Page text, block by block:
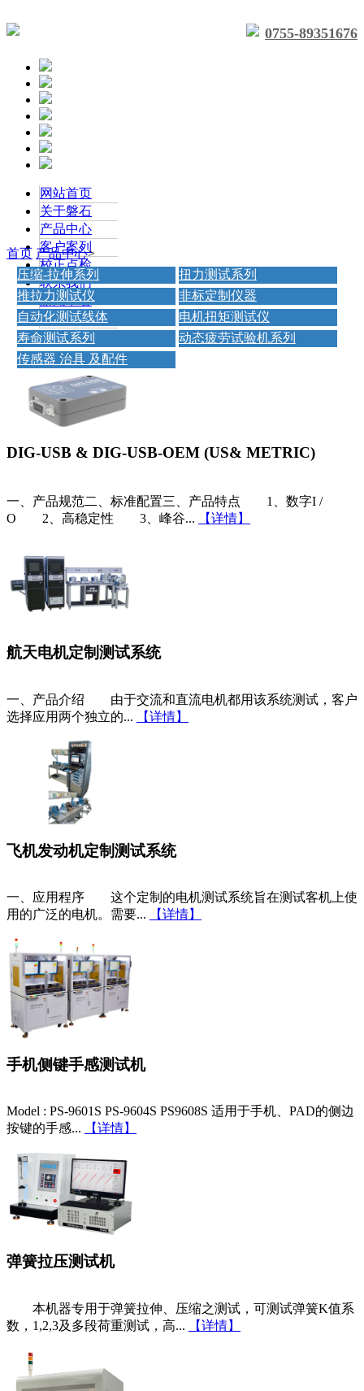
0755-89351676
网站首页
关于磐石
产品中心
客户案列
校正点检
联系我们
新闻中心
联系我们
首页 产品中心>
压缩-拉伸系列
扭力测试系列
推拉力测试仪
非标定制仪器
自动化测试线体
电机扭矩测试仪
寿命测试系列
动态疲劳试验机系列
传感器 治具 及配件
DIG-USB & DIG-USB-OEM (US& METRIC)
一、产品规范二、标准配置三、产品特点 1、数字I /
O 2、高稳定性 3、峰谷...
【详情】
航天电机定制测试系统
一、产品介绍 由于交流和直流电机都用该系统测试，客户
选择应用两个独立的...
【详情】
飞机发动机定制测试系统
一、应用程序 这个定制的电机测试系统旨在测试客机上使
用的广泛的电机。需要...
【详情】
手机侧键手感测试机
Model : PS-9601S PS-9604S PS9608S 适用于手机、PAD的侧边
按键的手感...
【详情】
弹簧拉压测试机
本机器专用于弹簧拉伸、压缩之测试，可测试弹簧K值系
数，1,2,3及多段荷重测试，高...
【详情】